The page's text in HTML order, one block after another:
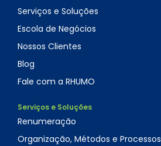
Serviços e Soluções
Escola de Negócios
Nossos Clientes
Blog
Fale com a RHUMO
Serviços e Soluções
Renumeração
Organização, Métodos e Processos